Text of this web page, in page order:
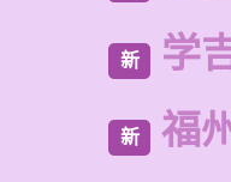
新 学
新 福